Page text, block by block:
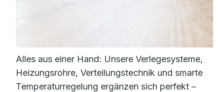
Alles aus einer Hand: Unsere Verlegesysteme,
Heizungsrohre, Verteilungstechnik und smarte
Temperaturregelung ergänzen sich perfekt –